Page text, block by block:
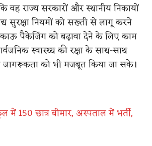
वह राज्य सरकारों और स्थानीय निकायों
सुरक्षा नियमों को सख्ती से लागू करने
पैकेजिंग को बढ़ावा देने के लिए काम
स्वास्थ्य की रक्षा के साथ-साथ
जागरूकता को भी मजबूत किया जा सके।
में 150 छात्र बीमार, अस्पताल में भर्ती,